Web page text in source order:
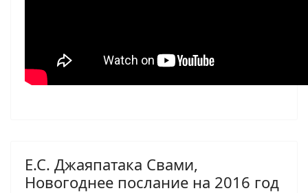
Е.С. Джаяпатака Свами,
Новогоднее послание на 2016 год